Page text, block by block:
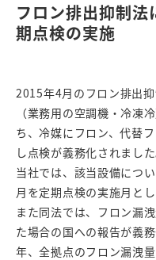
フロン排出抑制法
期点検の実施
2015年4月のフロン排出
（業務用の空調機・冷凍
ち、冷媒にフロン、代替
し点検が義務化されました
当社では、該当設備につ
月を定期点検の実施月とし
また同法では、フロン漏
た場合の国への報告が義
年、全拠点のフロン漏洩